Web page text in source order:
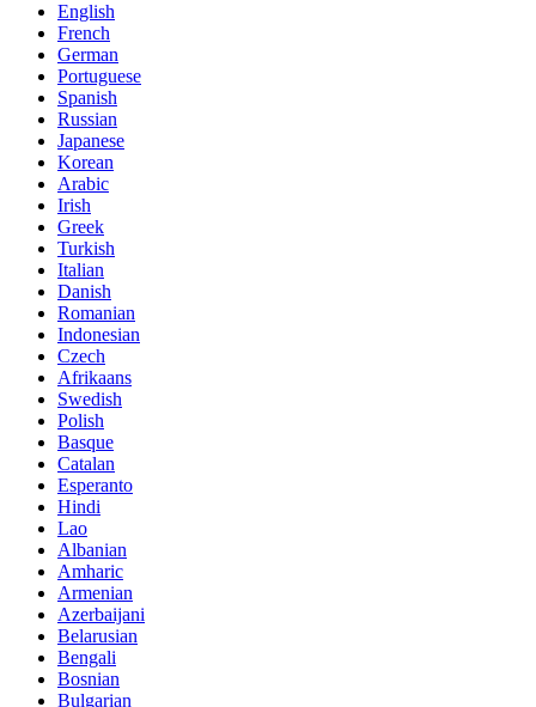
English
French
German
Portuguese
Spanish
Russian
Japanese
Korean
Arabic
Irish
Greek
Turkish
Italian
Danish
Romanian
Indonesian
Czech
Afrikaans
Swedish
Polish
Basque
Catalan
Esperanto
Hindi
Lao
Albanian
Amharic
Armenian
Azerbaijani
Belarusian
Bengali
Bosnian
Bulgarian